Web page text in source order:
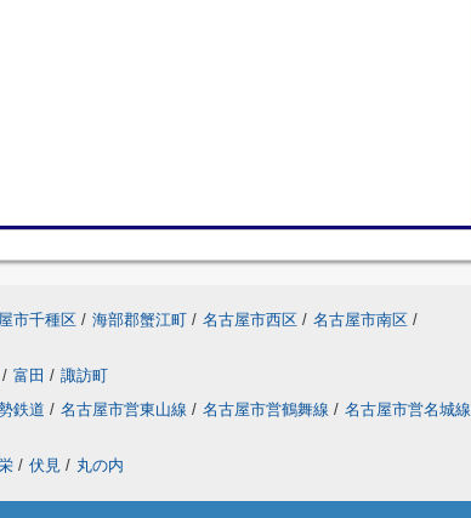
市千種区 / 海部郡蟹江町 / 名古屋市西区 / 名古屋市南区 /
/ 富田 / 諏訪町
鉄道 / 名古屋市営東山線 / 名古屋市営鶴舞線 / 名古屋市営名城線
/ 伏見 / 丸の内